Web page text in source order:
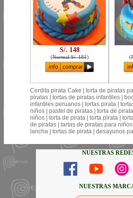
S/. 148
(Normal S/. 181) (
Cerdita pirata Cake | torta de piratas
piratas | tortas de piratas infantiles |
infantiles peruanos | tortas pirata |
niños | pastel de piratas | torta de
niños | torta de pirata | torta pirata |
de piratas | tartas de piratas para
lancha | tortas de pirata | desayunos
NUESTRAS
NUESTRAS